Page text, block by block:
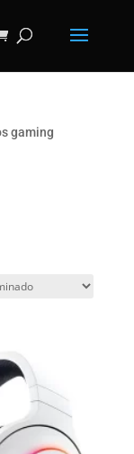
gaming